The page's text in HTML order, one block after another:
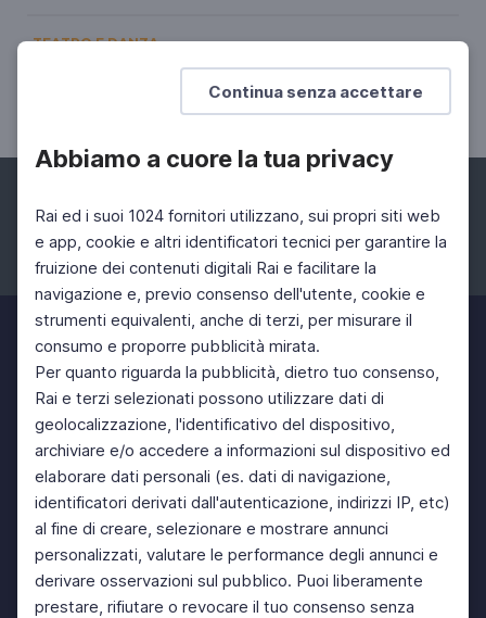
Continua senza accettare
Abbiamo a cuore la tua privacy
Rai ed i suoi 1024 fornitori utilizzano, sui propri siti web
e app, cookie e altri identificatori tecnici per garantire la
fruizione dei contenuti digitali Rai e facilitare la
navigazione e, previo consenso dell'utente, cookie e
strumenti equivalenti, anche di terzi, per misurare il
consumo e proporre pubblicità mirata.
Per quanto riguarda la pubblicità, dietro tuo consenso,
Rai e terzi selezionati possono utilizzare dati di
geolocalizzazione, l'identificativo del dispositivo,
archiviare e/o accedere a informazioni sul dispositivo ed
elaborare dati personali (es. dati di navigazione,
identificatori derivati dall'autenticazione, indirizzi IP, etc)
al fine di creare, selezionare e mostrare annunci
personalizzati, valutare le performance degli annunci e
derivare osservazioni sul pubblico. Puoi liberamente
prestare, rifiutare o revocare il tuo consenso senza
TEATRO E DANZA
Serata Giovani Coreografi
29 Gen 2024 > 02 Feb 2024
Facebook Instagram Twitter